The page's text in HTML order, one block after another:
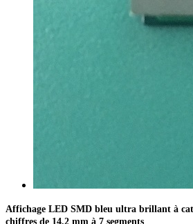
Affichage LED SMD bleu ultra brillant à
chiffres de 14,2 mm à 7 segments